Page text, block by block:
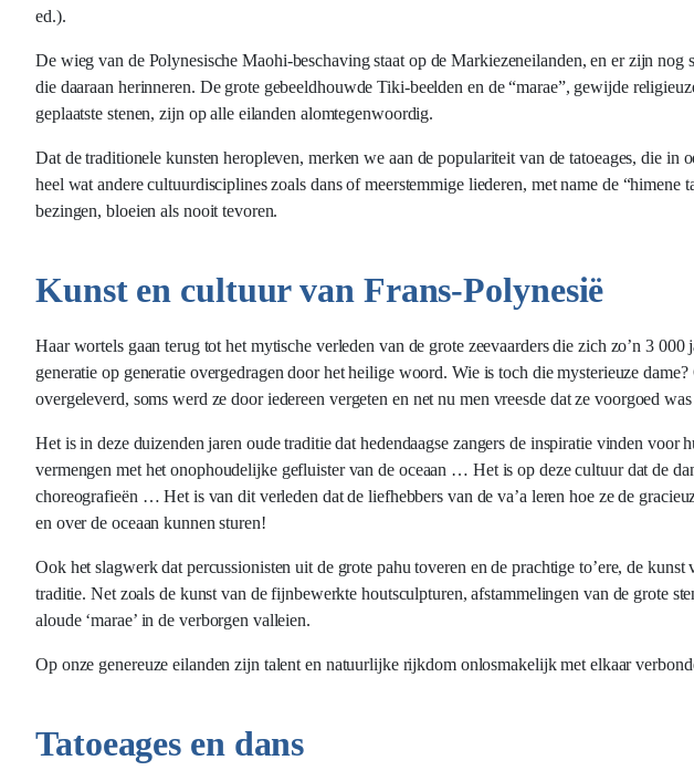
ed.).
De wieg van de Polynesische Maohi-beschaving staat op de Markiezeneilanden, en er zijn
die daaraan herinneren. De grote gebeeldhouwde Tiki-beelden en de “marae”, gewijde
geplaatste stenen, zijn op alle eilanden alomtegenwoordig.
Dat de traditionele kunsten heropleven, merken we aan de populariteit van de tatoeages, die in
heel wat andere cultuurdisciplines zoals dans of meerstemmige liederen, met name de
bezingen, bloeien als nooit tevoren.
Kunst en cultuur van Frans-Polynesië
Haar wortels gaan terug tot het mytische verleden van de grote zeevaarders die zich zo’n 3
generatie op generatie overgedragen door het heilige woord. Wie is toch die mysterieuze
overgeleverd, soms werd ze door iedereen vergeten en net nu men vreesde dat ze voorgoed
Het is in deze duizenden jaren oude traditie dat hedendaagse zangers de inspiratie vinden voor
vermengen met het onophoudelijke gefluister van de oceaan … Het is op deze cultuur dat de
choreografieën … Het is van dit verleden dat de liefhebbers van de va’a leren hoe ze de
en over de oceaan kunnen sturen!
Ook het slagwerk dat percussionisten uit de grote pahu toveren en de prachtige to’ere, de
traditie. Net zoals de kunst van de fijnbewerkte houtsculpturen, afstammelingen van de grote
aloude ‘marae’ in de verborgen valleien.
Op onze genereuze eilanden zijn talent en natuurlijke rijkdom onlosmakelijk met elkaar
Tatoeages en dans